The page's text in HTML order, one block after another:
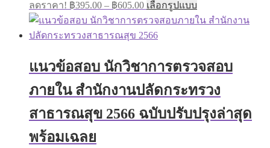
ลดราคา! ฿395.00 – ฿605.00Price
range:
฿395.00
through
เลือกรูปแบบ
product
has
options
be
chosen
on
the
แนวข้อสอบ นักวิชาการตรวจสอบ
ภายใน สำนักงานปลัดกระทรวง
สาธารณสุข 2566 ฉบับปรับปรุงล่าสุด
พร้อมเฉลย